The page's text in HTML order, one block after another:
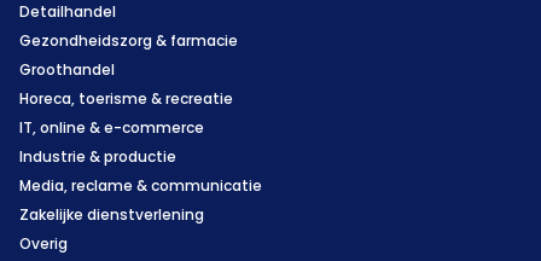
Detailhandel
Gezondheidszorg & farmacie
Groothandel
Horeca, toerisme & recreatie
IT, online & e-commerce
Industrie & productie
Media, reclame & communicatie
Zakelijke dienstverlening
Overig